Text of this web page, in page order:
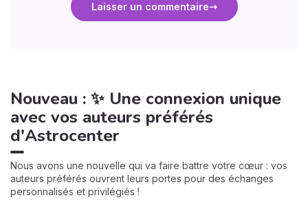
Laisser un commentaire
Nouveau : ✨ Une connexion unique
avec vos auteurs préférés
d'Astrocenter
Nous avons une nouvelle qui va faire battre votre cœur : vos
auteurs préférés ouvrent leurs portes pour des échanges
personnalisés et privilégiés !